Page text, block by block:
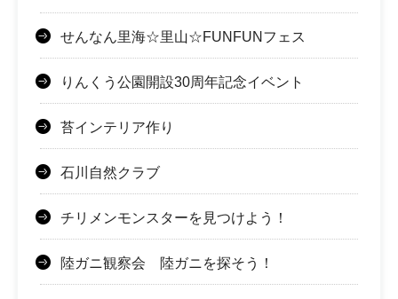
せんなん里海☆里山☆FUNFUNフェス
りんくう公園開設30周年記念イベント
苔インテリア作り
石川自然クラブ
チリメンモンスターを見つけよう！
陸ガニ観察会 陸ガニを探そう！